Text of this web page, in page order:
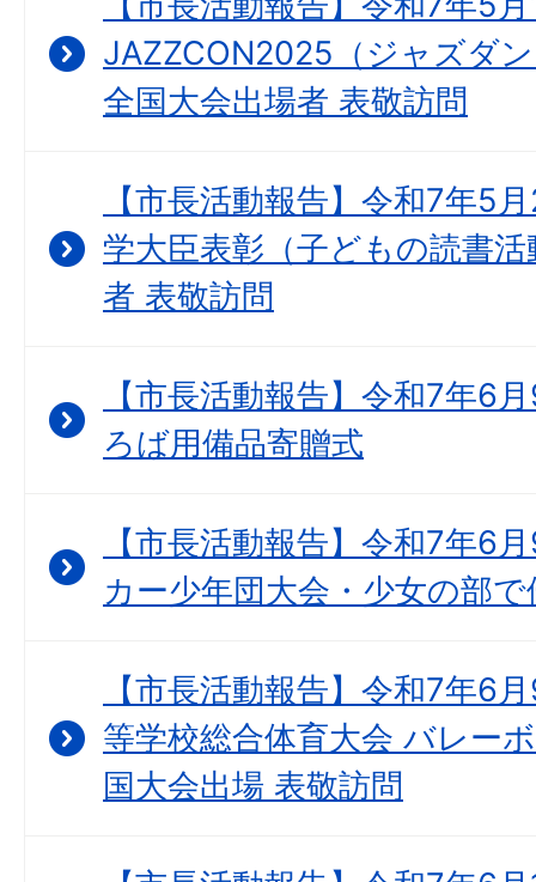
JAZZCON2025（ジャズダ
全国大会出場者 表敬訪問
【市長活動報告】令和7年5
学大臣表彰（子どもの読書
者 表敬訪問
【市長活動報告】令和7年6
ろば用備品寄贈式
【市長活動報告】令和7年6
カー少年団大会・少女の部
【市長活動報告】令和7年6
等学校総合体育大会 バレー
国大会出場 表敬訪問